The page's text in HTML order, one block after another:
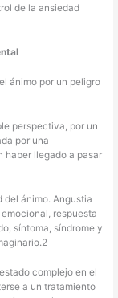
de la ansiedad
ánimo por un peligro
perspectiva, por un
por una
haber llegado a pasar
del ánimo. Angustia
respuesta
síntoma, síndrome y
complejo en el
a un tratamiento